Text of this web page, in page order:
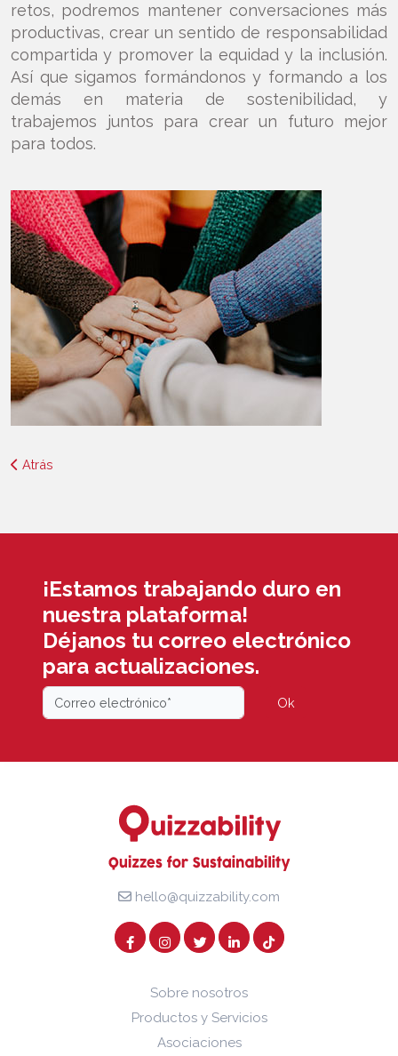
retos, podremos mantener conversaciones más
productivas, crear un sentido de responsabilidad
compartida y promover la equidad y la inclusión.
Así que sigamos formándonos y formando a los
demás en materia de sostenibilidad, y
trabajemos juntos para crear un futuro mejor
para todos.
Atrás
¡Estamos trabajando duro en
nuestra plataforma!
Déjanos tu correo electrónico
para actualizaciones.
Ok
hello@quizzability.com
Sobre nosotros
Productos y Servicios
Asociaciones